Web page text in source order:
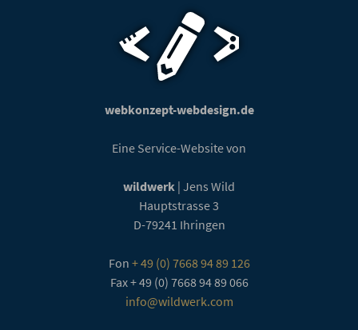
webkonzept-webdesign.de
Eine Service-Website von
wildwerk | Jens Wild
Hauptstrasse 3
D-79241 Ihringen
Fon + 49 (0) 7668 94 89 126
Fax+ 49 (0) 7668 94 89 066
info@wildwerk.com